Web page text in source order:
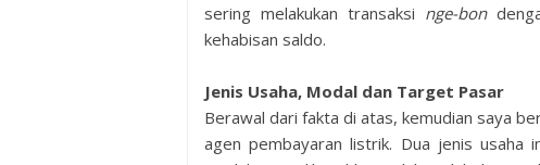
sering melakukan transaksi nge-bon
kehabisan saldo.
Jenis Usaha, Modal dan Target Pasar
Berawal dari fakta di atas, kemudian saya
agen pembayaran listrik. Dua jenis usaha